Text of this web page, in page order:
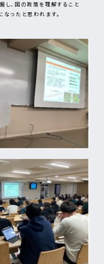
し、国の政策を理解すること
ったと思われます。